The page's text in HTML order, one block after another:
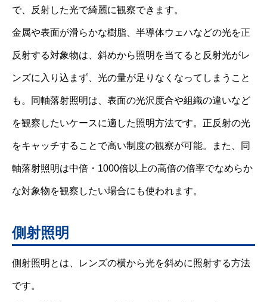
で、反射した光で綺麗に観察できます。
金属や表面が滑らかな樹脂、半導体ウェハなどの光を正
反射する対象物は、斜めから照明を当てると反射光がレ
ンズに入り込まず、光の量が足りなくなってしまうこと
も。同軸落射照明は、表面の光沢度合や組織の違いなど
を観察したいケースに適した照明方法です。正反射の光
をキャッチすることで高い制度の観察が可能。また、同
軸落射照明は中倍・1000倍以上の高倍の倍率でなめらか
な対象物を観察したい場合にも使われます。
側射照明
側射照明とは、レンズの横から光を斜めに照射する方法
です。